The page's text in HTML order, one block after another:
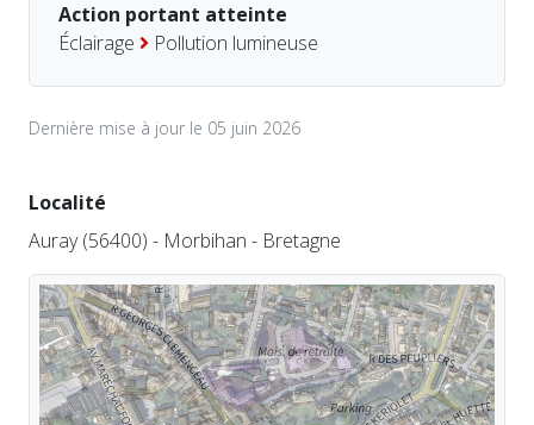
Action portant atteinte
Éclairage
Pollution lumineuse
Dernière mise à jour le 05 juin 2026
Localité
Auray (56400) - Morbihan - Bretagne